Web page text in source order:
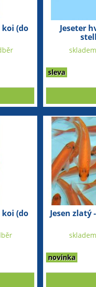
koi (do
Jeseter
sleva
koi (do
Jesen zlatý
novinka